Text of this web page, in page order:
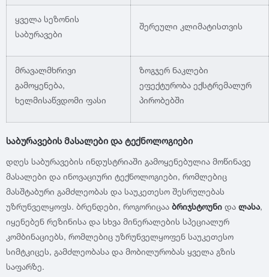
ყველა სეზონის
საბურავები
შერეული კლიმატისთვის
მრავალმხრივი
გამოყენება,
ხელმისაწვდომი ფასი
ზოგჯერ ნაკლები
ეფექტურობა ექსტრემალურ
პირობებში
საბურავების მასალები და ტექნოლოგიები
დღეს საბურავების ინდუსტრიაში გამოყენებულია მოწინავე
მასალები და ინოვაციური ტექნოლოგიები, რომლებიც
მასშტაბური გამძლეობას და საუკეთესო შესრულებას
უზრუნველყოფს. ბრენდები, როგორიცაა ბრიჯსტოუნი და ლასა,
იყენებენ რეზინისა და სხვა მინერალების სპეციალურ
კომბინაციებს, რომლებიც უზრუნველყოფენ საუკეთესო
სიმტკიცეს, გამძლეობასა და მობილურობას ყველა გზის
საფარზე.